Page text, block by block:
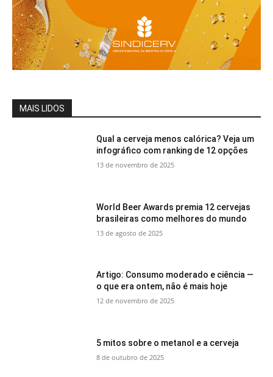
MAIS LIDOS
Qual a cerveja menos calórica? Veja um
infográfico com ranking de 12 opções
13 de novembro de 2025
World Beer Awards premia 12 cervejas
brasileiras como melhores do mundo
13 de agosto de 2025
Artigo: Consumo moderado e ciência —
o que era ontem, não é mais hoje
12 de novembro de 2025
5 mitos sobre o metanol e a cerveja
8 de outubro de 2025